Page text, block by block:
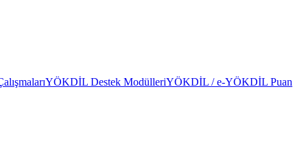
YÖKDİL Destek ModülleriYÖKDİL / e-YÖKDİL Puan